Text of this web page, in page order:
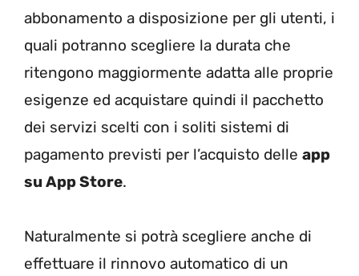
abbonamento a disposizione per gli utenti, i
quali potranno scegliere la durata che
ritengono maggiormente adatta alle proprie
esigenze ed acquistare quindi il pacchetto
dei servizi scelti con i soliti sistemi di
pagamento previsti per l’acquisto delle app
su App Store.
Naturalmente si potrà scegliere anche di
effettuare il rinnovo automatico di un